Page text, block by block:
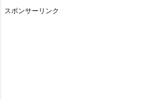
スポンサーリンク